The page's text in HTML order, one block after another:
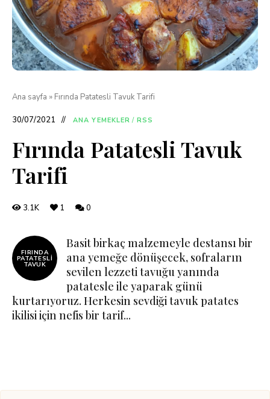
Ana sayfa » Fırında Patatesli Tavuk Tarifi
30/07/2021 ANA YEMEKLER / RSS
Fırında Patatesli Tavuk
Tarifi
3.1K 1 0
FIRINDA
PATATESLI
TAVUK
Basit birkaç malzemeyle destansı bir
ana yemeğe dönüşecek, sofraların
sevilen lezzeti tavuğu yanında
patatesle ile yaparak günü
kurtarıyoruz. Herkesin sevdiği tavuk patates
ikilisi için nefis bir tarif...